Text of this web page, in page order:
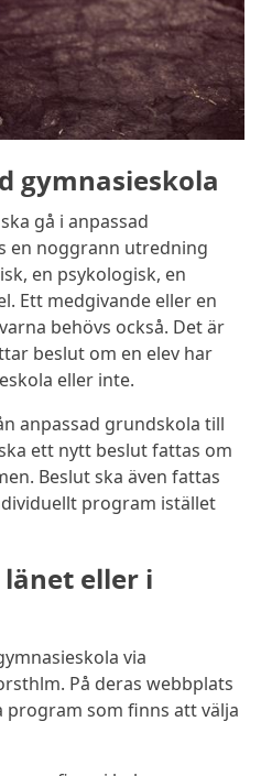
gymnasieskola
gå i anpassad
en noggrann utredning
en psykologisk, en
Ett medgivande eller en
behövs också. Det är
beslut om en elev har
eller inte.
anpassad grundskola till
ett nytt beslut fattas om
Beslut ska även fattas
program istället
eller i
via
På deras webbplats
program som finns att välja